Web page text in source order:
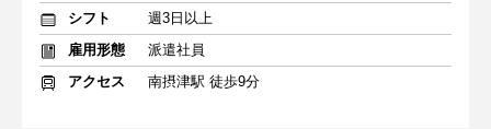
シフト
週3日以上
雇用形態
派遣社員
アクセス
南摂津駅 徒歩9分